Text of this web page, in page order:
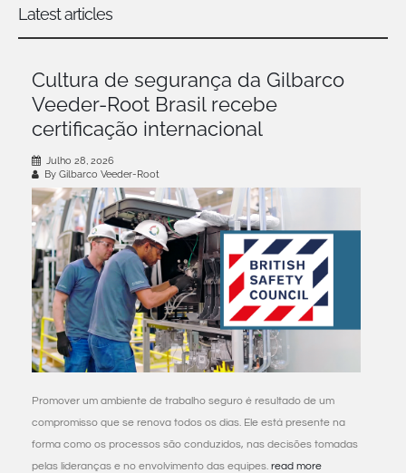
Latest articles
Cultura de segurança da Gilbarco
Veeder-Root Brasil recebe
certificação internacional
Julho 28, 2026
By Gilbarco Veeder-Root
Promover um ambiente de trabalho seguro é resultado de um
compromisso que se renova todos os dias. Ele está presente na
forma como os processos são conduzidos, nas decisões tomadas
pelas lideranças e no envolvimento das equipes. read more